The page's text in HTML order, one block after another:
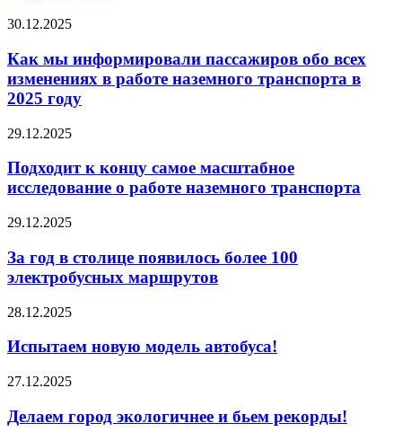
30.12.2025
Как мы информировали пассажиров обо всех
изменениях в работе наземного транспорта в
2025 году
29.12.2025
Подходит к концу самое масштабное
исследование о работе наземного транспорта
29.12.2025
За год в столице появилось более 100
электробусных маршрутов
28.12.2025
Испытаем новую модель автобуса!
27.12.2025
Делаем город экологичнее и бьем рекорды!